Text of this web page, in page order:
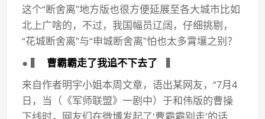
这个“断舍离”地方版也很方便延展至各大城市比如
北上广啥的，不过，我国幅员辽阔，仔细挑剔，
“花城断舍离”与“申城断舍离”怕也太多霄壤之别？
● ▍
曹霸霸走了我追不下去了
来自作者明宇小姐本周文章，语出某网友，“7月4
日，当（《军师联盟》一剧中）于和伟版的曹操